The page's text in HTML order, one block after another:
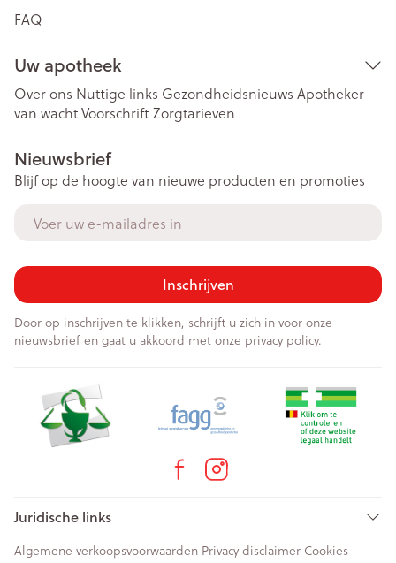
FAQ
Uw apotheek
Over ons Nuttige links Gezondheidsnieuws Apotheker
van wachtVoorschriftZorgtarieven
Nieuwsbrief
Blijf op de hoogte van nieuwe producten en promoties
Inschrijven
Door op inschrijven te klikken, schrijft u zich in voor onze
nieuwsbrief en gaat u akkoord met onze privacy policy.
Juridische links
Algemene verkoopsvoorwaarden Privacy disclaimer Cookies